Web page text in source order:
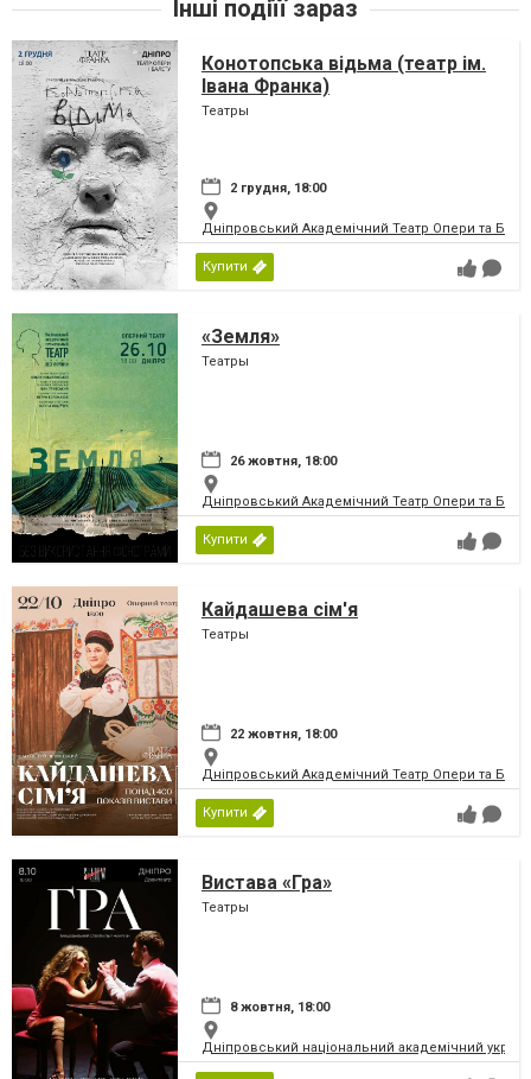
Інші подіїї зараз
Конотопська відьма (театр ім.
Івана Франка)
Театры
2 грудня, 18:00
Дніпровський Академічний Театр Опери та
Купити
«Земля»
Театры
26 жовтня, 18:00
Дніпровський Академічний Театр Опери та
Купити
Кайдашева сім'я
Театры
22 жовтня, 18:00
Дніпровський Академічний Театр Опери та
Купити
Вистава «Гра»
Театры
8 жовтня, 18:00
Дніпровський національний академічний